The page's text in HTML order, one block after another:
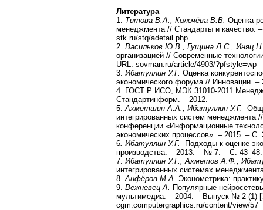
Литература
1. Титова В.А., Колочёва В.В. Оценка
менеджмента // Стандарты и качество.
stk.ru/stq/adetail.php
2. Васильков Ю.В., Гущина Л.С., Иняц Н.
организацией // Современные
URL: sovman.ru/article/4903/?pfstyle=wp
3. Ибатуллин У.Г. Оценка
экономического форума // Инновации.
4. ГОСТ Р ИСО, МЭК 31010-2011
Стандартинформ. – 2012.
5. Ахметшин А.А., Ибатуллин У.Г.
интегрированных систем менеджмента
конференции «Информационные
экономических процессов». – 2015. – С.
6 . Ибатуллин У.Г.
Подходы к оценке
производства. – 2013. – № 7. – С. 43–48.
7. Ибатуллин У.Г., Ахметов А.Ф.,
интегрированных системах
8. Анфёров М.А.
Эконометрика:
9. Вежневец А.
Популярные
мультимедиа. – 2004. – Выпуск № 2 (1)
cgm.computergraphics.ru/content/view/57